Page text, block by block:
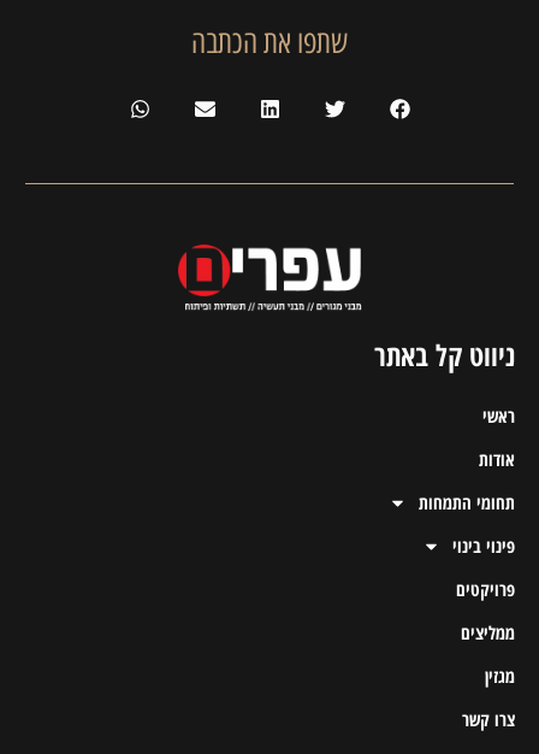
שתפו את הכתבה
ניווט קל באתר
ראשי
אודות
תחומי התמחות
פינוי בינוי
פרויקטים
ממליצים
מגזין
צרו קשר